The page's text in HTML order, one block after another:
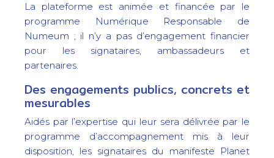
La plateforme est animée et financée par le
programme Numérique Responsable de
Numeum ; il n’y a pas d’engagement financier
pour les signataires, ambassadeurs et
partenaires.
Des engagements publics, concrets et
mesurables
Aidés par l’expertise qui leur sera délivrée par le
programme d’accompagnement mis à leur
disposition, les signataires du manifeste Planet